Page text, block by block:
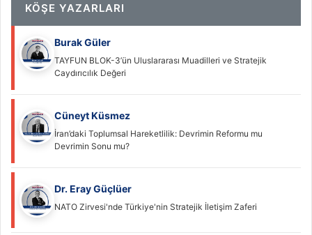
KÖŞE YAZARLARI
Burak Güler
TAYFUN BLOK-3’ün Uluslararası Muadilleri ve Stratejik
Caydırıcılık Değeri
Cüneyt Küsmez
İran’daki Toplumsal Hareketlilik: Devrimin Reformu mu
Devrimin Sonu mu?
Dr. Eray Güçlüer
NATO Zirvesi'nde Türkiye'nin Stratejik İletişim Zaferi